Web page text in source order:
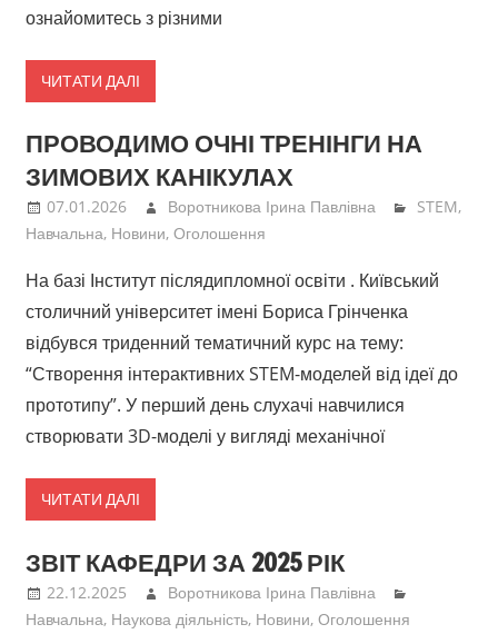
ознайомитесь з різними
ЧИТАТИ ДАЛІ
ПРОВОДИМО ОЧНІ ТРЕНІНГИ НА
ЗИМОВИХ КАНІКУЛАХ
07.01.2026 Воротникова Ірина Павлівна STEM,
Навчальна, Новини, Оголошення
На базі Інститут післядипломної освіти . Київський
столичний університет імені Бориса Грінченка
відбувся триденний тематичний курс на тему:
“Створення інтерактивних STEM-моделей від ідеї до
прототипу”. У перший день слухачі навчилися
створювати 3D-моделі у вигляді механічної
ЧИТАТИ ДАЛІ
ЗВІТ КАФЕДРИ ЗА 2025 РІК
22.12.2025
Воротникова Ірина Павлівна
Навчальна, Наукова діяльність, Новини, Оголошення